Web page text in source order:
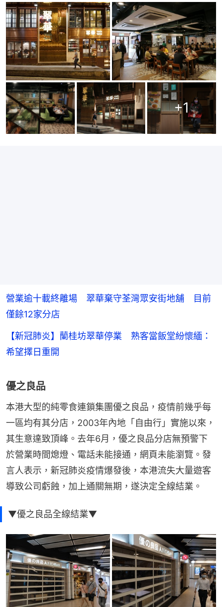
+1
營業逾十載終離場 翠華棄守荃灣眾安街地舖 目前
僅餘12家分店
【新冠肺炎】蘭桂坊翠華停業 熟客當飯堂紛懷緬：
希望擇日重開
優之良品
本港大型的純零食連鎖集團優之良品，疫情前幾乎每
一區均有其分店，2003年內地「自由行」實施以來，
其生意達致頂峰。去年6月，優之良品分店無預警下
於營業時間熄燈、電話未能接通，網頁未能瀏覽。發
言人表示，新冠肺炎疫情爆發後，本港流失大量遊客
導致公司虧蝕，加上通關無期，遂決定全線結業。
▼優之良品全線結業▼